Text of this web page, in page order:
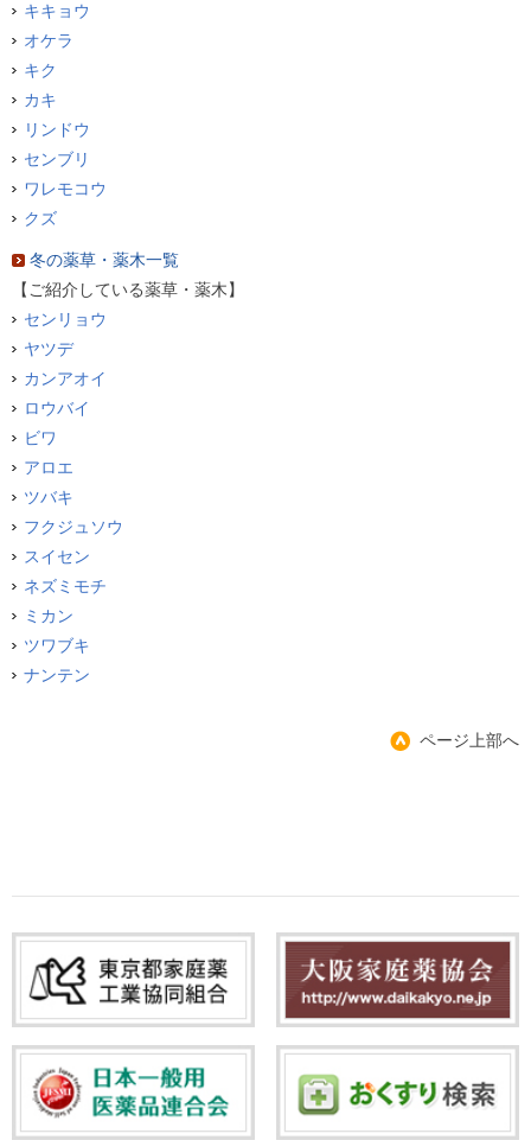
キキョウ
オケラ
キク
カキ
リンドウ
センブリ
ワレモコウ
クズ
冬の薬草・薬木一覧
【ご紹介している薬草・薬木】
センリョウ
ヤツデ
カンアオイ
ロウバイ
ビワ
アロエ
ツバキ
フクジュソウ
スイセン
ネズミモチ
ミカン
ツワブキ
ナンテン
ページ上部へ